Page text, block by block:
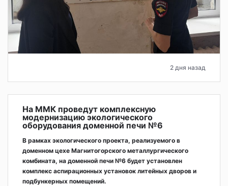
2 дня назад
На ММК проведут комплексную
модернизацию экологического
оборудования доменной печи №6
В рамках экологического проекта, реализуемого в
доменном цехе Магнитогорского металлургического
комбината, на доменной печи №6 будет установлен
комплекс аспирационных установок литейных дворов и
подбункерных помещений.